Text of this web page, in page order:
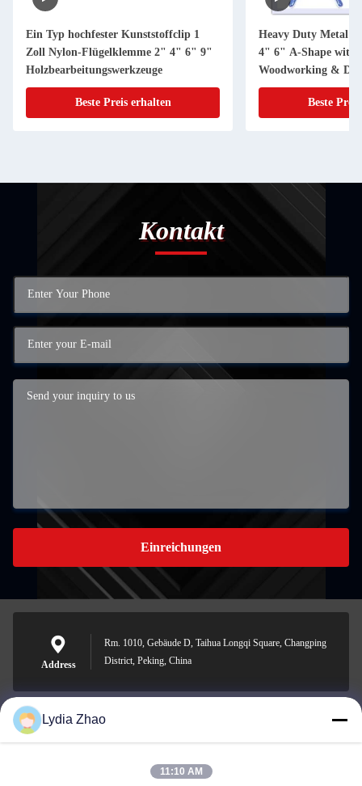
Ein Typ hochfester Kunststoffclip 1
Zoll Nylon-Flügelklemme 2" 4" 6" 9"
Holzbearbeitungswerkzeuge
Beste Preis erhalten
Heavy Duty Metal
4" 6" A-Shape with
Woodworking &
Beste
Kontakt
Einreichungen
Address
Rm. 1010, Gebäude D, Taihua Longqi Square, Changping
District, Peking, China
jesingd@vip.sina.com
Lydia Zhao
11:10 AM